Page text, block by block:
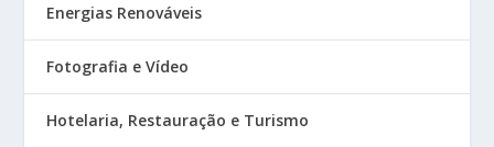
Energias Renováveis
Fotografia e Vídeo
Hotelaria, Restauração e Turismo